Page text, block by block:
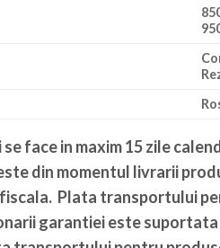
face in maxim 15 zile
din momentul livrarii
Plata transportului
garantiei este